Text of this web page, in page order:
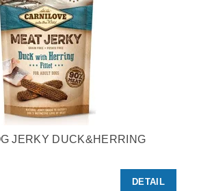
JERKY DUCK&HERRING
DETAIL